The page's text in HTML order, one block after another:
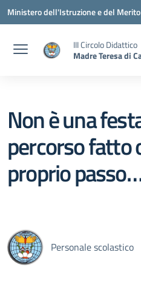
Vai ai contenuti
Vai al menu di navigazione
Vai al footer
Ministero dell'Istruzione e del Merito
III Circolo Didattico
Madre Teresa di
Non è una
percorso fatto
proprio
Personale scolastico